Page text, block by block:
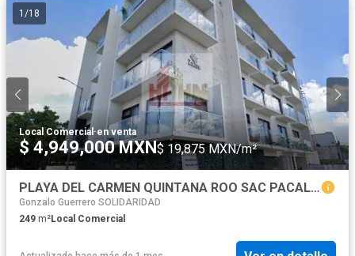
1 /18
Local Comercial ·en venta
$ 4,949,000 MXN$ 19,875 MXN/m²
PLAYA DEL CARMEN QUINTANA ROO SAC PACAL LOCAL COMERCIAL VENTA
Gonzalo Guerrero SOLIDARIDAD
249 m²Local Comercial